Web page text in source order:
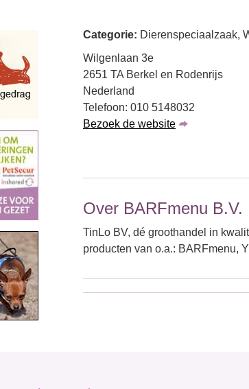
Categorie: Dierenspeciaalzaak,
Wilgenlaan 3e
2651 TA Berkel en Rodenrijs
Nederland
Telefoon: 010 5148032
Bezoek de website
Over BARFmenu B.V.
TinLo BV, dé groothandel in
producten van o.a.: BARFmenu,